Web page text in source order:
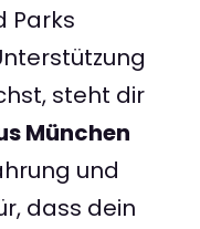
Parks
steht dir
München
und
dass dein